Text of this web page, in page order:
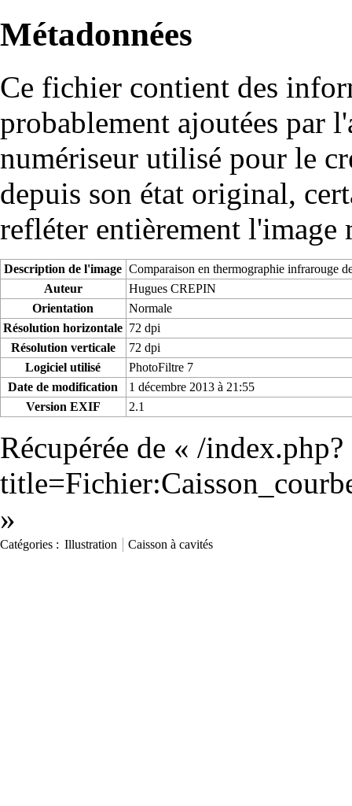
Métadonnées
Ce fichier contient des
probablement ajoutées par
numériseur utilisé pour le
depuis son état original,
refléter entièrement l'image
Description de l'image Comparaison en thermographie infrarouge
Auteur
Hugues CREPIN
Orientation
Normale
Résolution horizontale 72 dpi
Résolution verticale
72 dpi
Logiciel utilisé
PhotoFiltre 7
Date de modification
1 décembre 2013 à 21:55
Version EXIF
2.1
Récupérée de « /index.php?
»
Catégories : Illustration Caisson à cavités